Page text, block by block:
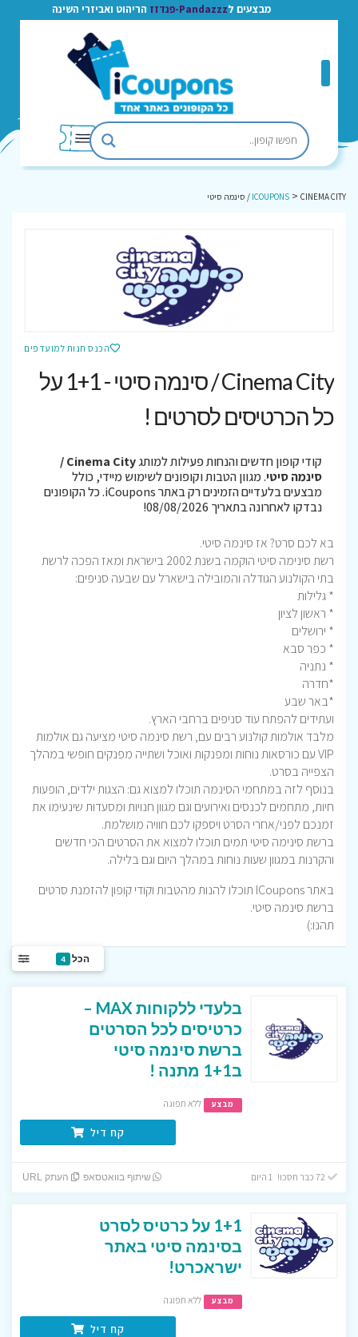
מבצעים לPandazzz-פנדזז הריהוט ואביזרי השינה
ICOUPONS > CINEMA CITY / סינמה סיטי
הכנס חנות למועדפים
Cinema City / סינמה סיטי - 1+1 על
כל הכרטיסים לסרטים !
קודי קופון חדשים והנחות פעילות למותג
Cinema City /
סינמה סיטי. מגוון הטבות וקופונים לשימוש מיידי, כולל
מבצעים בלעדיים הזמינים רק באתר iCoupons. כל הקופונים
נבדקו לאחרונה בתאריך 08/08/2026!
בא לכם סרט? אז סינמה סיטי.
רשת סינימה סיטי הוקמה בשנת 2002 בישראת ומאז הפכה לרשת
בתי הקולנוע הגודלה והמובילה בישארל עם שבעה סניפים:
* גלילות
* ראשון לציון
* ירושלים
* כפר סבא
* נתניה
*חדרה
*באר שבע
ועתידים להפתח עוד סניפים ברחבי הארץ.
מלבד אולמות קולנוע רבים עם, רשת סינמה סיטי מציעה גם אולמות
VIP עם כורסאות נוחות ומפנקות ואוכל ושתייה מפנקים חופשי במהלך
הצפייה בסרט.
בנוסף לזה במתחמי הסינמה תוכלו למצוא גם: הצגות ילדים, הופעות
חיות, מתחמים לכנסים ואירועים וגם מגוון חנויות ומסעדות שינעימו את
זמנכם לפני/אחרי הסרט ויספקו לכם חוויה מושלמת.
ברשת סינימה סיטי תמים תוכלו למצוא את הסרטים הכי חדשים
והקרנות במגוון שעות נוחות במהלך היום וגם בלילה.
באתר ICoupons תוכלו להנות מהטבות וקודי קופון להזמנת סרטים
ברשת סינמה סיטי.
תהנו:)
הכל 4
בלעדי ללקוחות MAX –
כרטיסים לכל הסרטים
ברשת סינמה סיטי
ב1+1 מתנה !
מבצע ללא תפוגה
קח דיל
שיתוף בוואטסאפ העתק URL
1+1 על כרטיס לסרט
בסינמה סיטי באתר
ישראכרט!
מבצע ללא תפוגה
קח דיל